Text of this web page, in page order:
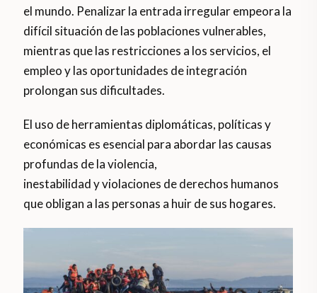
el mundo. Penalizar la entrada irregular empeora la
difícil situación de las poblaciones vulnerables,
mientras que las restricciones a los servicios, el
empleo y las oportunidades de integración
prolongan sus dificultades.
El uso de herramientas diplomáticas, políticas y
económicas es esencial para abordar las causas
profundas de la violencia,
inestabilidad y violaciones de derechos humanos
que obligan a las personas a huir de sus hogares.